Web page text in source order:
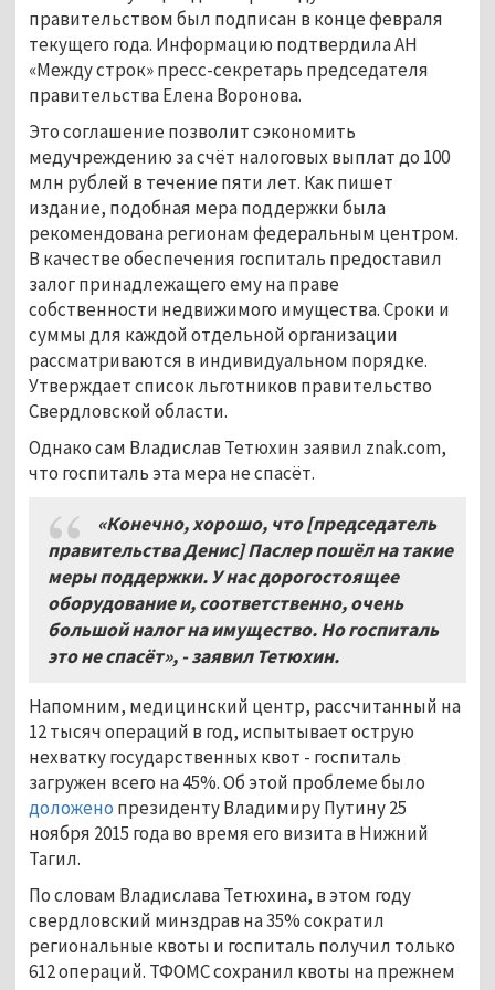
правительством был подписан в конце февраля
текущего года. Информацию подтвердила АН
«Между строк» пресс-секретарь председателя
правительства Елена Воронова.
Это соглашение позволит сэкономить
медучреждению за счёт налоговых выплат до 100
млн рублей в течение пяти лет. Как пишет
издание, подобная мера поддержки была
рекомендована регионам федеральным центром.
В качестве обеспечения госпиталь предоставил
залог принадлежащего ему на праве
собственности недвижимого имущества. Сроки и
суммы для каждой отдельной организации
рассматриваются в индивидуальном порядке.
Утверждает список льготников правительство
Свердловской области.
Однако сам Владислав Тетюхин заявил znak.com,
что госпиталь эта мера не спасёт.
«Конечно, хорошо, что [председатель
правительства Денис] Паслер пошёл на такие
меры поддержки. У нас дорогостоящее
оборудование и, соответственно, очень
большой налог на имущество. Но госпиталь
это не спасёт», - заявил Тетюхин.
Напомним, медицинский центр, рассчитанный на
12 тысяч операций в год, испытывает острую
нехватку государственных квот - госпиталь
загружен всего на 45%. Об этой проблеме было
доложено президенту Владимиру Путину 25
ноября 2015 года во время его визита в Нижний
Тагил.
По словам Владислава Тетюхина, в этом году
свердловский минздрав на 35% сократил
региональные квоты и госпиталь получил только
612 операций. ТФОМС сохранил квоты на прежнем